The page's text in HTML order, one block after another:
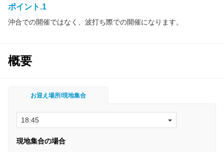
ポイント.1
沖合での開催ではなく、波打ち際での開催になります。
概要
お迎え場所/現地集合
現地集合の場合